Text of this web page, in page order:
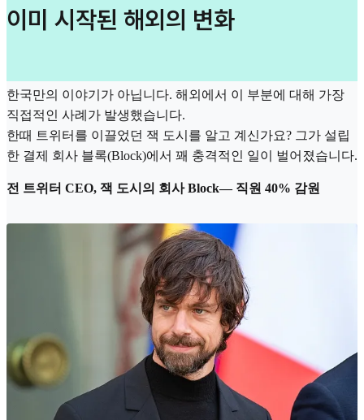
이미 시작된 해외의 변화
한국만의 이야기가 아닙니다. 해외에서 이 부분에 대해 가장
직접적인 사례가 발생했습니다.
한때 트위터를 이끌었던 잭 도시를 알고 계신가요? 그가 설립
한 결제 회사 블록(Block)에서 꽤 충격적인 일이 벌어졌습니다.
전 트위터 CEO, 잭 도시의 회사 Block— 직원 40% 감원